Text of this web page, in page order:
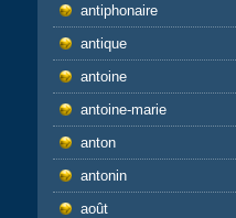
antiphonaire
antique
antoine
antoine-marie
anton
antonin
août